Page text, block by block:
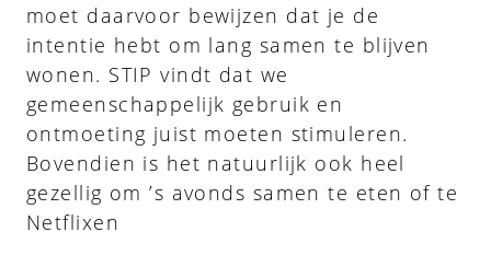
moet daarvoor bewijzen dat je de
intentie hebt om lang samen te blijven
wonen. STIP vindt dat we
gemeenschappelijk gebruik en
ontmoeting juist moeten stimuleren.
Bovendien is het natuurlijk ook heel
gezellig om ’s avonds samen te eten of te
Netflixen